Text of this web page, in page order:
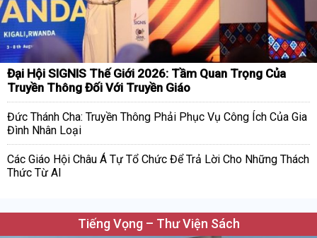
Đại Hội SIGNIS Thế Giới 2026: Tầm Quan Trọng Của
Truyền Thông Đối Với Truyền Giáo
Đức Thánh Cha: Truyền Thông Phải Phục Vụ Công Ích Của Gia
Đình Nhân Loại
Các Giáo Hội Châu Á Tự Tổ Chức Để Trả Lời Cho Những Thách
Thức Từ AI
Tiếng Vọng – Thư Viện Sách